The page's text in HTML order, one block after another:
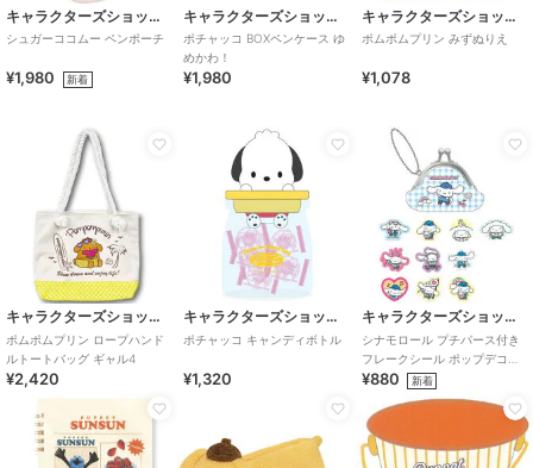
キャラクターズショップ ラフラフ
シュガーココムー ペンポーチ
¥1,980 新着
キャラクターズショップ ラフラフ
ポチャッコ BOXペンケース ゆ
めかわ！
¥1,980
キャラクターズショップ ラフラフ
ポムポムプリン みずぬりえ
¥1,078
キャラクターズショップ ラフラフ
ポムポムプリン ロープハンド
ルトートバッグ ギャル4
¥2,420
キャラクターズショップ ラフラフ
ポチャッコ キャンディボトル
¥1,320
キャラクターズショップ ラフラフ
シナモロール プチパース付き
フレークシール ポップデコパ
ーティ
¥880 新着